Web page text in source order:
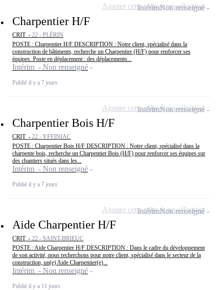
Charpentier H/F
CRIT - 22 - PLÉRIN
POSTE : Charpentier H/F DESCRIPTION : Notre client, spécialisé dans la
construction de bâtiments, recherche un Charpentier (H/F) pour renforcer ses
équipes. Poste en déplacement : des déplacements...
Intérim - Non renseigné
Publié il y a 7 jours
IntérimNon renseigné
Ajouter cette offre à ma sélection
Charpentier Bois H/F
CRIT - 22 - YFFINIAC
POSTE : Charpentier Bois H/F DESCRIPTION : Notre client, spécialisé dans la
charpente bois, recherche un Charpentier Bois (H/F) pour renforcer ses équipes sur
des chantiers situés dans les...
Intérim - Non renseigné
Publié il y a 7 jours
IntérimNon renseigné
Ajouter cette offre à ma sélection
Aide Charpentier H/F
CRIT - 22 - SAINT-BRIEUC
POSTE : Aide Charpentier H/F DESCRIPTION : Dans le cadre du développement
de son activité, nous recherchons pour notre client, spécialisé dans le secteur de la
construction, un(e) Aide Charpentier(e)...
Intérim - Non renseigné
Publié il y a 11 jours
IntérimNon renseigné
Ajouter cette offre à ma sélection